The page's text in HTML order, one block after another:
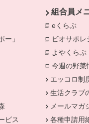
ー」
別のウィンドウで開きます。
ビス
組合員メ
eくらぶ
ビオサポレ
よやくらぶ
今週の野菜
エッコロ制
生活クラブ
メールマガ
各種申請用